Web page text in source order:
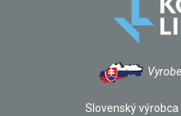
Slovenský